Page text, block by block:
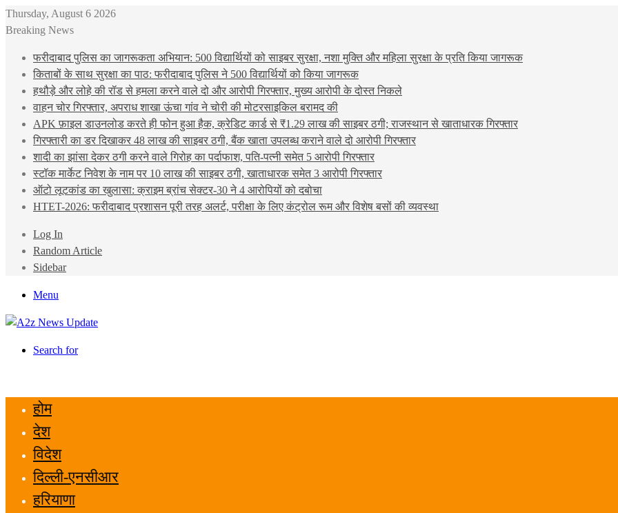
Thursday, August 6 2026
Breaking News
फरीदाबाद पुलिस का जागरूकता अभियान: 500 विद्यार्थियों को साइबर सुरक्षा, नशा मुक्ति और महिला सुरक्षा के प्रति किया जागरूक
किताबों के साथ सुरक्षा का पाठ: फरीदाबाद पुलिस ने 500 विद्यार्थियों को किया जागरूक
हथौड़े और लोहे की रॉड से हमला करने वाले दो और आरोपी गिरफ्तार, मुख्य आरोपी के दोस्त निकले
वाहन चोर गिरफ्तार, अपराध शाखा ऊंचा गांव ने चोरी की मोटरसाइकिल बरामद की
APK फ़ाइल डाउनलोड करते ही फोन हुआ हैक, क्रेडिट कार्ड से ₹1.29 लाख की साइबर ठगी; राजस्थान से खाताधारक गिरफ्तार
गिरफ्तारी का डर दिखाकर 48 लाख की साइबर ठगी, बैंक खाता उपलब्ध कराने वाले दो आरोपी गिरफ्तार
शादी का झांसा देकर ठगी करने वाले गिरोह का पर्दाफाश, पति-पत्नी समेत 5 आरोपी गिरफ्तार
स्टॉक मार्केट निवेश के नाम पर 10 लाख की साइबर ठगी, खाताधारक समेत 3 आरोपी गिरफ्तार
ऑटो लूटकांड का खुलासा: क्राइम ब्रांच सेक्टर-30 ने 4 आरोपियों को दबोचा
HTET-2026: फरीदाबाद प्रशासन पूरी तरह अलर्ट, परीक्षा के लिए कंट्रोल रूम और विशेष बसों की व्यवस्था
Log In
Random Article
Sidebar
Menu
Search for
होम
देश
विदेश
दिल्ली-एनसीआर
हरियाणा